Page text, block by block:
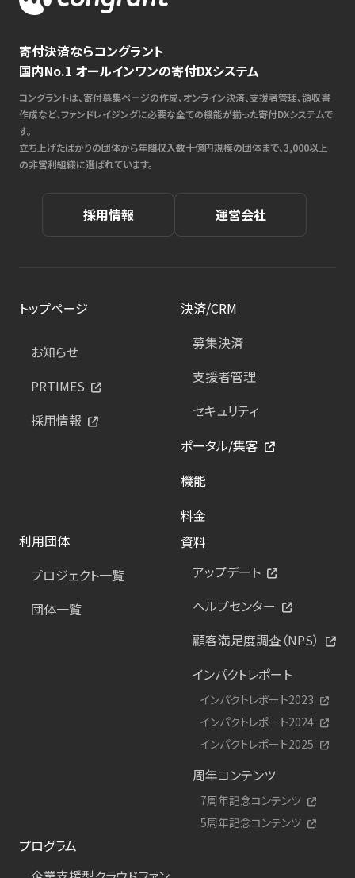
寄付決済ならコングラント
国内No.1 オールインワンの寄付DXシステム
コングラントは、寄付募集ページの作成、オンライン決済、支援者管理、領収書
作成など、ファンドレイジングに必要な全ての機能が揃った寄付DXシステムで
す。
立ち上げたばかりの団体から年間収入数十億円規模の団体まで、3,000以上
の非営利組織に選ばれています。
採用情報 運営会社
トップページ
お知らせ
PRTIMES
採用情報
決済/CRM
募集決済
支援者管理
セキュリティ
ポータル/集客
機能
料金
利用団体
プロジェクト一覧
団体一覧
資料
アップデート
ヘルプセンター
顧客満足度調査（NPS）
インパクトレポート
インパクトレポート2023
インパクトレポート2024
インパクトレポート2025
周年コンテンツ
7周年記念コンテンツ
5周年記念コンテンツ
プログラム